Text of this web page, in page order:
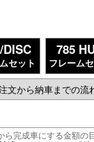
DISC
セット
785
フレーム
文から納車までの流
ら完成車にする金額の